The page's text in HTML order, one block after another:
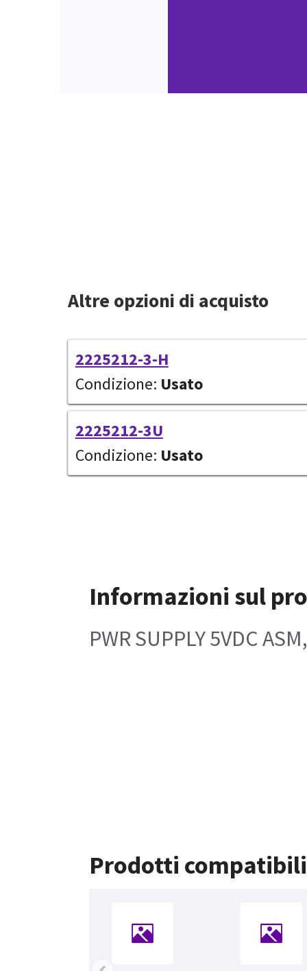
Altre opzioni di acquisto
2225212-3-H
Condizione: Usato
2225212-3U
Condizione: Usato
Informazioni sul
PWR SUPPLY 5VDC
Prodotti compatibili